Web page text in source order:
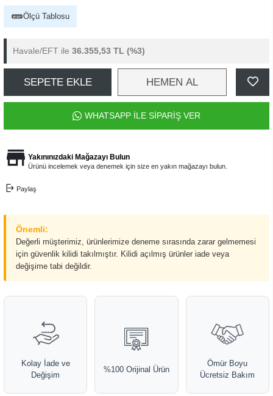
Ölçü Tablosu
Havale/EFT ile 36.355,53 TL (%3)
SEPETE EKLE HEMEN AL
WHATSAPP İLE SİPARİŞ VER
Yakınınızdaki Mağazayı Bulun
Ürünü incelemek veya denemek için size en yakın mağazayı bulun.
Paylaş
Önemli:
Değerli müşterimiz, ürünlerimize deneme sırasında zarar gelmemesi
için güvenlik kilidi takılmıştır. Kilidi açılmış ürünler iade veya
değişime tabi değildir.
Kolay İade ve
Değişim
%100 Orijinal Ürün
Ömür Boyu
Ücretsiz Bakım